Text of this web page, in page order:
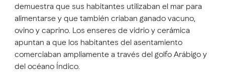
demuestra que sus habitantes utilizaban el mar para
alimentarse y que también criaban ganado vacuno,
ovino y caprino. Los enseres de vidrio y cerámica
apuntan a que los habitantes del asentamiento
comerciaban ampliamente a través del golfo Arábigo y
del océano Índico.